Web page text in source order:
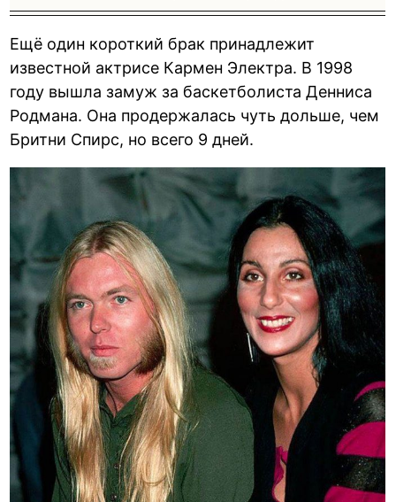
Ещё один короткий брак принадлежит
известной актрисе Кармен Электра. В 1998
году вышла замуж за баскетболиста Денниса
Родмана. Она продержалась чуть дольше, чем
Бритни Спирс, но всего 9 дней.